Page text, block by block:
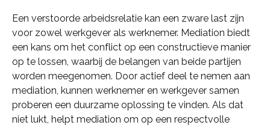
Een verstoorde arbeidsrelatie kan een zware last zijn
voor zowel werkgever als werknemer. Mediation biedt
een kans om het conflict op een constructieve manier
op te lossen, waarbij de belangen van beide partijen
worden meegenomen. Door actief deel te nemen aan
mediation, kunnen werknemer en werkgever samen
proberen een duurzame oplossing te vinden. Als dat
niet lukt, helpt mediation om op een respectvolle